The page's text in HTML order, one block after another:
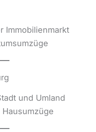
Immobilienmarkt
und Umland